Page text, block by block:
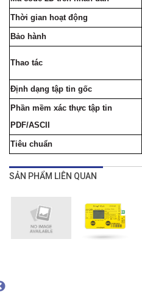
Thời gian hoạt động
Bảo hành
Thao tác
Định dạng tập tin gốc
Phần mềm xác thực tập tin
PDF/ASCII
Tiêu chuẩn
SẢN PHẨM LIÊN QUAN